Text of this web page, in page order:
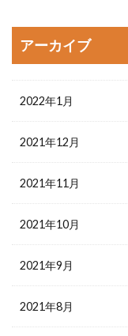
アーカイブ
2022年1月
2021年12月
2021年11月
2021年10月
2021年9月
2021年8月